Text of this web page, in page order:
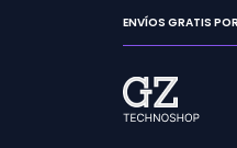
ENVÍOS GRATIS